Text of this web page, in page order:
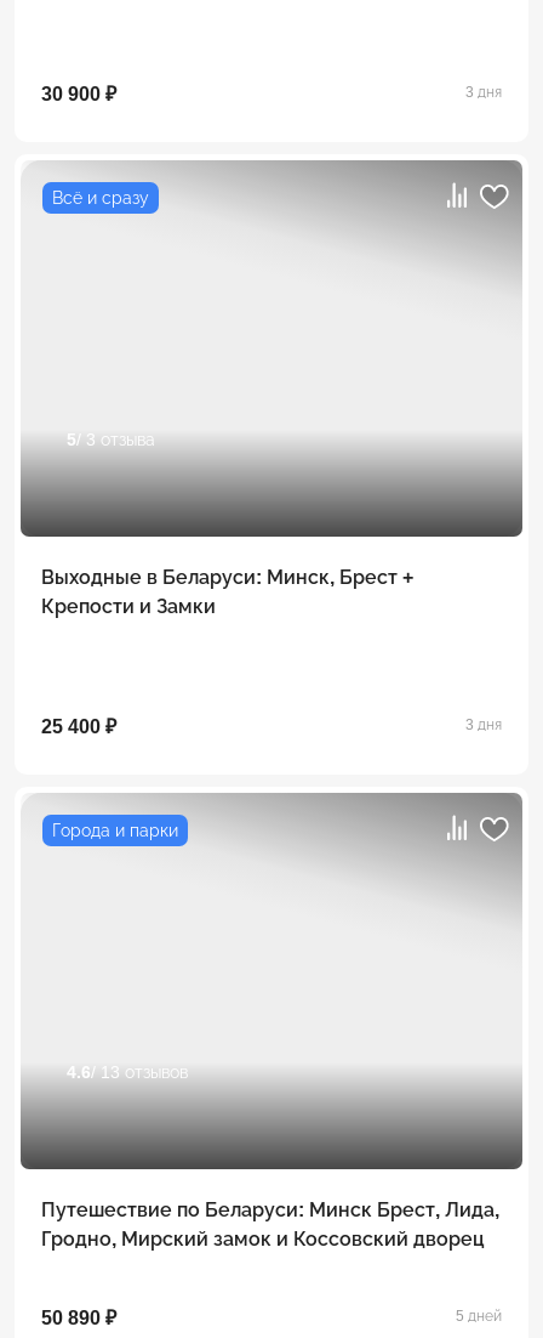
30 900 ₽ 3 дня
Всё и сразу
5/ 3 отзыва
Выходные в Беларуси: Минск, Брест +
Крепости и Замки
25 400 ₽ 3 дня
Города и парки
4.6/ 13 отзывов
Путешествие по Беларуси: Минск Брест, Лида,
Гродно, Мирский замок и Коссовский дворец
50 890 ₽ 5 дней